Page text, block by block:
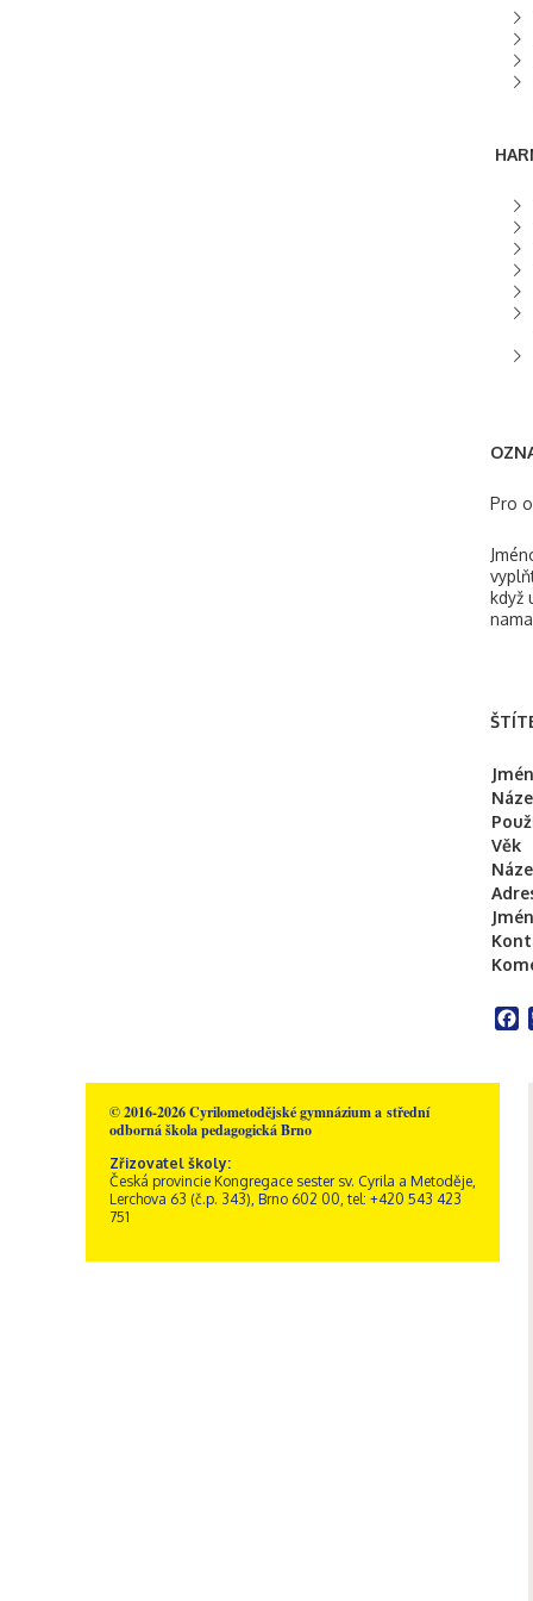
Pro
když
Věk
© 2016-2026 Cyrilometodějské gymnázium a střední
odborná škola pedagogická Brno
Zřizovatel školy:
Česká provincie Kongregace sester sv. Cyrila a Metoděje,
Lerchova 63 (č.p. 343), Brno 602 00, tel: +420 543 423
751